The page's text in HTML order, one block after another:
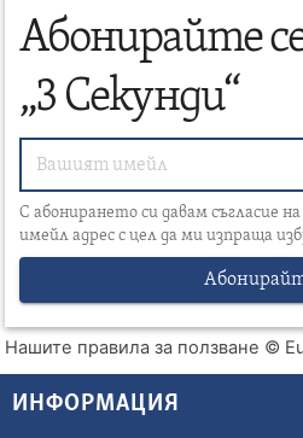
Абонирайте
„3 Секунди“
С абонирането си давам съгласие
имейл адрес с цел да ми изпраща
Нашите правила за ползване ©
ИНФОРМАЦИЯ